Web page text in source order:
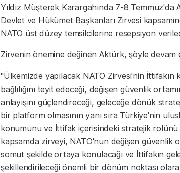
Yıldız Müşterek Karargahında 7-8
Devlet ve Hükümet Başkanları Zirvesi
NATO üst düzey temsilcilerine resepsiyon
Zirvenin önemine değinen Aktürk, şöyle devam
"Ülkemizde yapılacak NATO Zirvesi'nin
bağlılığını teyit edeceği, değişen güvenlik
anlayışını güçlendireceği, geleceğe dönük
bir platform olmasının yanı sıra Türkiye'nin
konumunu ve İttifak içerisindeki stratejik
kapsamda zirveyi, NATO'nun değişen güvenlik
somut şekilde ortaya konulacağı ve İttifakın
şekillendirileceği önemli bir dönüm noktası